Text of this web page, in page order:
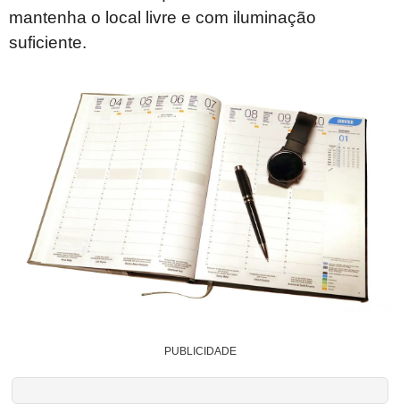
mantenha o local livre e com iluminação
suficiente.
PUBLICIDADE